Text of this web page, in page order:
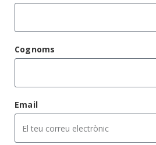
Cognoms
Email